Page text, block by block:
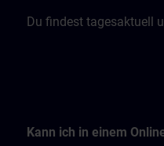
Du findest tagesaktuell
Kann ich in einem